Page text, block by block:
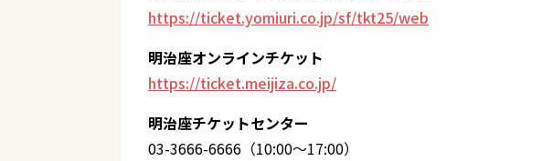
https://ticket.yomiuri.co.jp/sf/tkt25/web
明治座オンラインチケット
https://ticket.meijiza.co.jp/
明治座チケットセンター
03-3666-6666（10:00～17:00）